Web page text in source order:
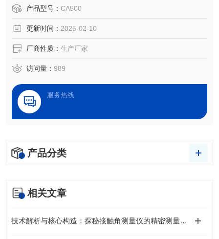
和铺展等过程分析。
产品型号： CA500
更新时间： 2025-02-10
厂商性质： 生产厂家
访问量： 989
服务热线
产品分类
相关文章
技术解析与核心构造：探秘接触角测量仪的精密测量逻辑